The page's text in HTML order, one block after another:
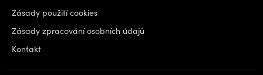
Zásady použití cookies
Zásady zpracování osobních údajů
Kontakt